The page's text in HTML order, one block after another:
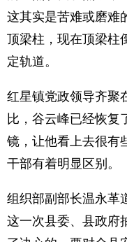
这其实是苦难或磨难
顶梁柱，现在顶梁柱
定轨道。
红星镇党政领导齐聚
比，谷云峰已经恢复
镜，让他看上去很有
干部有着明显区别。
组织部副部长温永革
这一次县委、县政府